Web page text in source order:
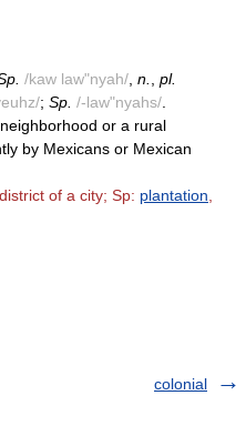
/kaw law"nyah/ n.
pl.
; Sp. /-law"nyahs/
or a rural
by Mexicans or Mexican
of a city; Sp: plantation
colonial